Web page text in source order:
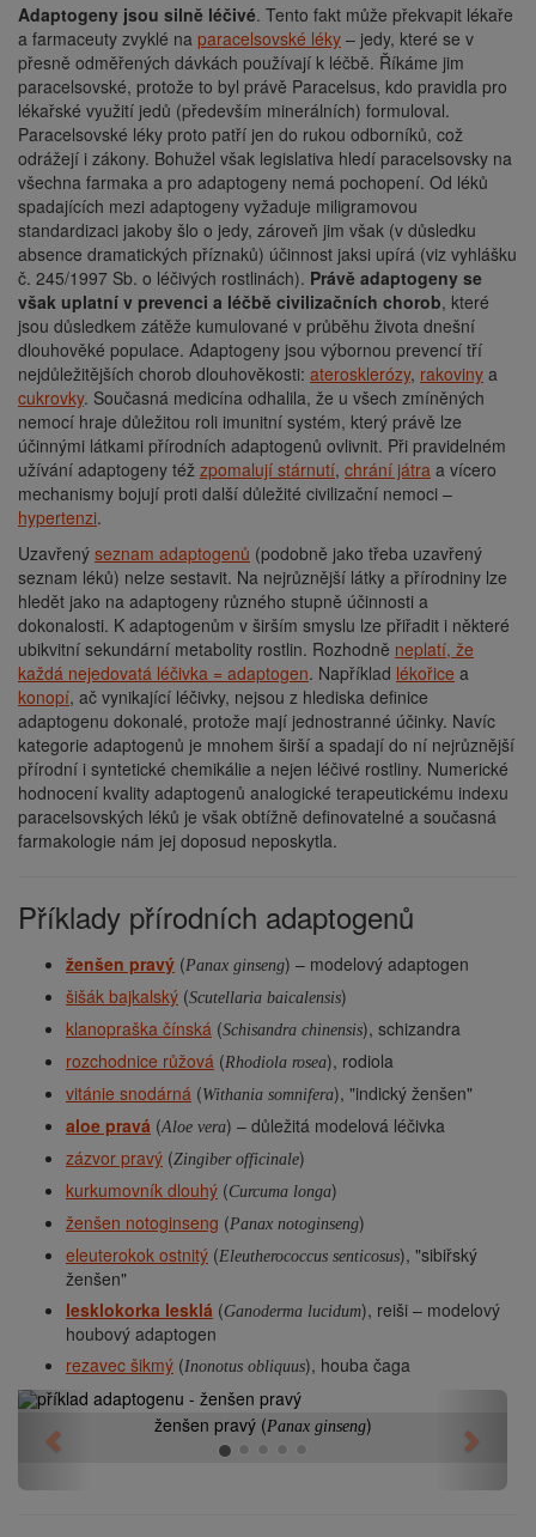
Adaptogeny jsou silně léčivé. Tento fakt může překvapit lékaře
a farmaceuty zvyklé na paracelsovské léky – jedy, které se v
přesně odměřených dávkách používají k léčbě. Říkáme jim
paracelsovské, protože to byl právě Paracelsus, kdo pravidla pro
lékařské využití jedů (především minerálních) formuloval.
Paracelsovské léky proto patří jen do rukou odborníků, což
odrážejí i zákony. Bohužel však legislativa hledí paracelsovsky na
všechna farmaka a pro adaptogeny nemá pochopení. Od léků
spadajících mezi adaptogeny vyžaduje miligramovou
standardizaci jakoby šlo o jedy, zároveň jim však (v důsledku
absence dramatických příznaků) účinnost jaksi upírá (viz vyhlášku
č. 245/1997 Sb. o léčivých rostlinách). Právě adaptogeny se
však uplatní v prevenci a léčbě civilizačních chorob, které
jsou důsledkem zátěže kumulované v průběhu života dnešní
dlouhověké populace. Adaptogeny jsou výbornou prevencí tří
nejdůležitějších chorob dlouhověkosti: aterosklerózy, rakoviny a
cukrovky. Současná medicína odhalila, že u všech zmíněných
nemocí hraje důležitou roli imunitní systém, který právě lze
účinnými látkami přírodních adaptogenů ovlivnit. Při pravidelném
užívání adaptogeny též zpomalují stárnutí, chrání játra a vícero
mechanismy bojují proti další důležité civilizační nemoci –
hypertenzi.
Uzavřený seznam adaptogenů (podobně jako třeba uzavřený
seznam léků) nelze sestavit. Na nejrůznější látky a přírodniny lze
hledět jako na adaptogeny různého stupně účinnosti a
dokonalosti. K adaptogenům v širším smyslu lze přiřadit i některé
ubikvitní sekundární metabolity rostlin. Rozhodně neplatí, že
každá nejedovatá léčivka = adaptogen. Například lékořice a
konopí, ač vynikající léčivky, nejsou z hlediska definice
adaptogenu dokonalé, protože mají jednostranné účinky. Navíc
kategorie adaptogenů je mnohem širší a spadají do ní nejrůznější
přírodní i syntetické chemikálie a nejen léčivé rostliny. Numerické
hodnocení kvality adaptogenů analogické terapeutickému indexu
paracelsovských léků je však obtížně definovatelné a současná
farmakologie nám jej doposud neposkytla.
Příklady přírodních adaptogenů
ženšen pravý (Panax ginseng) – modelový adaptogen
šišák bajkalský (Scutellaria baicalensis)
klanopraška čínská (Schisandra chinensis), schizandra
rozchodnice růžová (Rhodiola rosea), rodiola
vitánie snodárná (Withania somnifera), "indický ženšen"
aloe pravá (Aloe vera) – důležitá modelová léčivka
zázvor pravý (Zingiber officinale)
kurkumovník dlouhý (Curcuma longa)
ženšen notoginseng (Panax notoginseng)
eleuterokok ostnitý (Eleutherococcus senticosus), "sibiřský
ženšen"
lesklokorka lesklá (Ganoderma lucidum), reiši – modelový
houbový adaptogen
rezavec šikmý (Inonotus obliquus), houba čaga
ženšen pravý (Panax ginseng)